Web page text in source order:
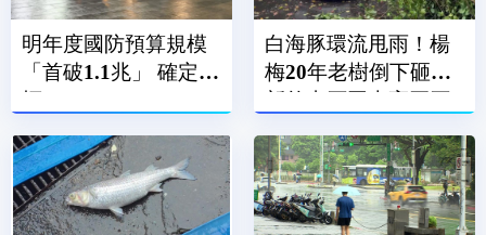
明年度國防預算規模
「首破1.1兆」 確定達
白海豚環流甩雨！楊
梅20年老樹倒下砸車